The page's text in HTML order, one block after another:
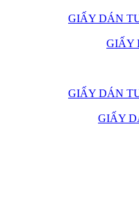
GIẤY DÁN
GIẤY
GIẤY DÁN
GIẤY